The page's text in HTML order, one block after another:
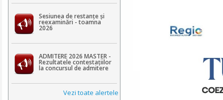
Sesiunea de restanțe și
reexaminări - toamna
2026
ADMITERE 2026 MASTER -
Rezultatele contestaţiilor
la concursul de admitere
Vezi toate alertele